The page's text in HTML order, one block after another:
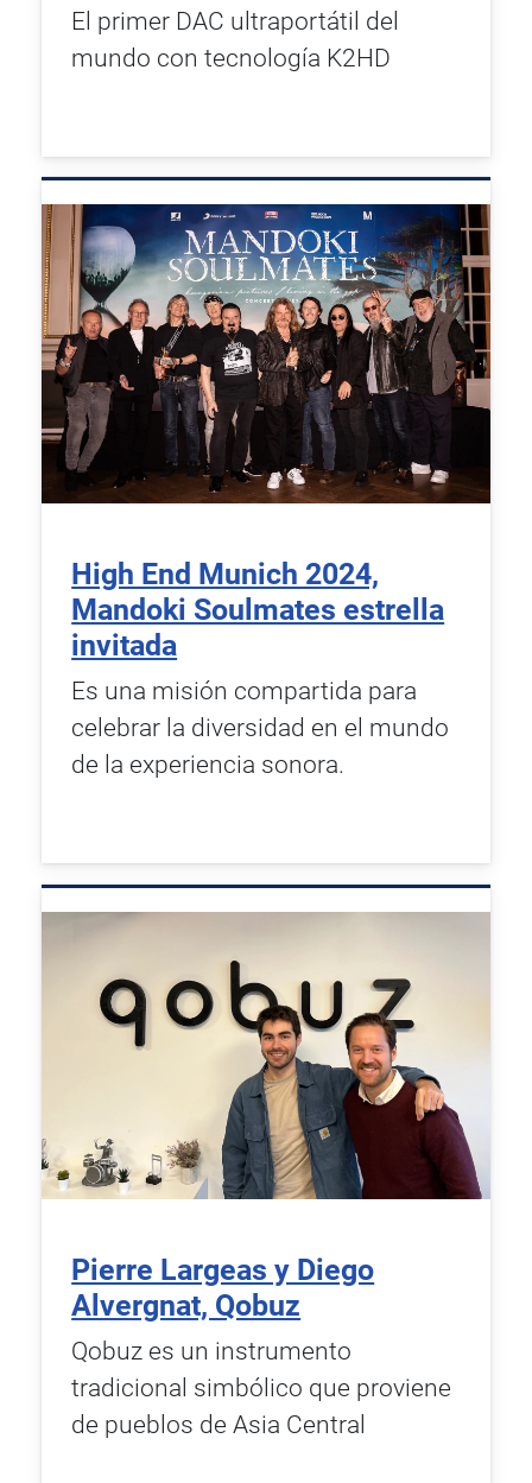
El primer DAC ultraportátil del
mundo con tecnología K2HD
High End Munich 2024,
Mandoki Soulmates estrella
invitada
Es una misión compartida para
celebrar la diversidad en el mundo
de la experiencia sonora.
Pierre Largeas y Diego
Alvergnat, Qobuz
Qobuz es un instrumento
tradicional simbólico que proviene
de pueblos de Asia Central